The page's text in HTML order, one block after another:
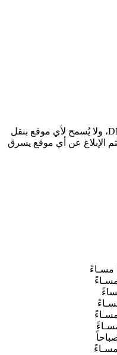
هذا الموقع محمي بموجب حقوق DMCA، ولا يُسمح لأي موقع بنقل
الإبلاغ عن أي موقع يسرق